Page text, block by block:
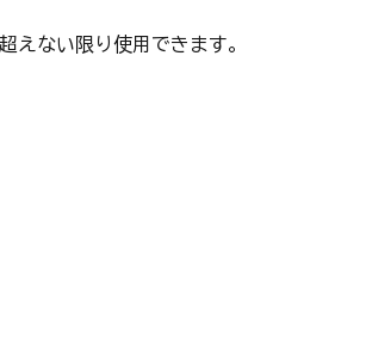
ない限り使用できます。